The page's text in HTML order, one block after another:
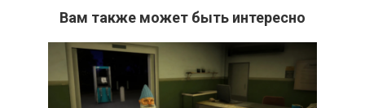
Вам также может быть интересно